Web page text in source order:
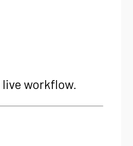
workflow.